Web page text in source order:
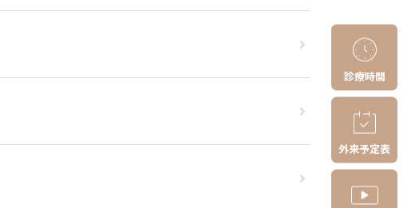
診療時間
外来予定表